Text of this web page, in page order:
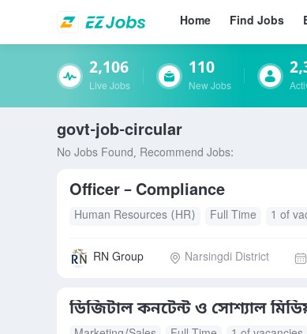
Home Find Jobs
2,106
Live Jobs
110
New Jobs
govt-job-circular
No Jobs Found, Recommend Jobs:
Officer – Compliance
Human Resources (HR) Full Time 1 of
RN Group Narsingdi District
ডিজিটাল কনটেন্ট ও সোশ্যাল